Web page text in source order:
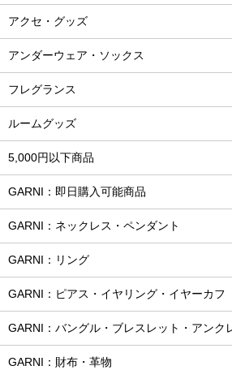
アクセ・グッズ
アンダーウェア・ソックス
フレグランス
ルームグッズ
5,000円以下商品
GARNI：即日購入可能商品
GARNI：ネックレス・ペンダント
GARNI：リング
GARNI：ピアス・イヤリング・イヤーカフ
GARNI：バングル・ブレスレット・アンク
GARNI：財布・革物